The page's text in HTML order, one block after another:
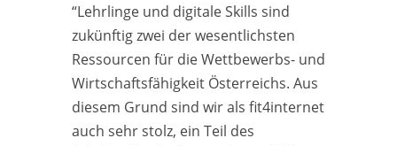
“Lehrlinge und digitale Skills sind
zukünftig zwei der wesentlichsten
Ressourcen für die Wettbewerbs- und
Wirtschaftsfähigkeit Österreichs. Aus
diesem Grund sind wir als fit4internet
auch sehr stolz, ein Teil des